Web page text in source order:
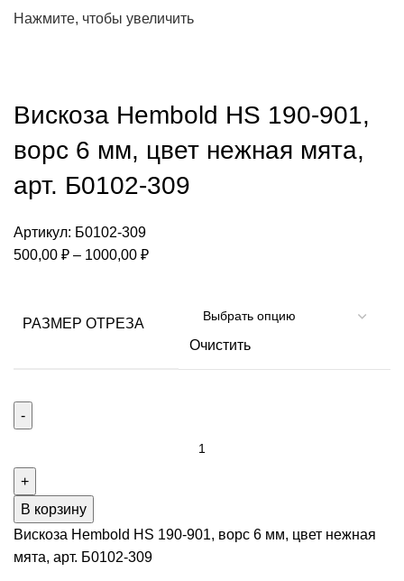
Нажмите, чтобы увеличить
Вискоза Hembold HS 190-901,
ворс 6 мм, цвет нежная мята,
арт. Б0102-309
Артикул: Б0102-309
500,00 ₽ – 1000,00 ₽Диапазон
1000,00 ₽
РАЗМЕР ОТРЕЗА
Очистить
Вискоза
Hembold
HS
190-
В корзину
Вискоза Hembold HS 190-901, ворс 6 мм, цвет нежная
мята, арт. Б0102-309